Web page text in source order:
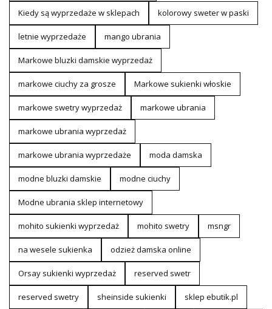
Kiedy są wyprzedaże w sklepach kolorowy sweter w paski
letnie wyprzedaże mango ubrania
Markowe bluzki damskie wyprzedaż
markowe ciuchy za grosze Markowe sukienki włoskie
markowe swetry wyprzedaż markowe ubrania
markowe ubrania wyprzedaż
markowe ubrania wyprzedaże moda damska
modne bluzki damskie modne ciuchy
Modne ubrania sklep internetowy
mohito sukienki wyprzedaż mohito swetry msngr
na wesele sukienka odzież damska online
Orsay sukienki wyprzedaż reserved swetr
reserved swetry sheinside sukienki sklep ebutik.pl